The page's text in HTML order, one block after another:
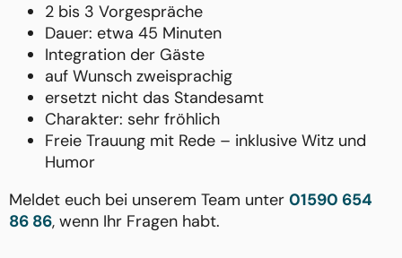
2 bis 3 Vorgespräche
Dauer: etwa 45 Minuten
Integration der Gäste
auf Wunsch zweisprachig
ersetzt nicht das Standesamt
Charakter: sehr fröhlich
Freie Trauung mit Rede – inklusive Witz und
Humor
Meldet euch bei unserem Team unter 01590 654
86 86, wenn Ihr Fragen habt.